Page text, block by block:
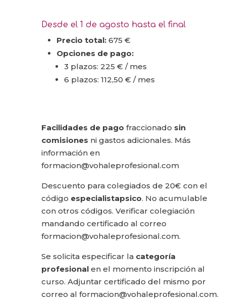
Desde el 1 de agosto hasta el final
Precio total: 675 €
Opciones de pago:
3 plazos: 225 € / mes
6 plazos: 112,50 € / mes
Facilidades de pago fraccionado sin
comisiones ni gastos adicionales. Más
información en
formacion@vohaleprofesional.com
Descuento para colegiados de 20€ con el
código especialistapsico. No acumulable
con otros códigos. Verificar colegiación
mandando certificado al correo
formacion@vohaleprofesional.com.
Se solicita especificar la categoría
profesional en el momento inscripción al
curso. Adjuntar certificado del mismo por
correo al formacion@vohaleprofesional.com.